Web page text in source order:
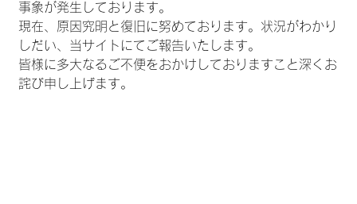
事象が発生しております。
現在、原因究明と復旧に努めております。状況がわかり
しだい、当サイトにてご報告いたします。
皆様に多大なるご不便をおかけしておりますこと深くお
詫び申し上げます。